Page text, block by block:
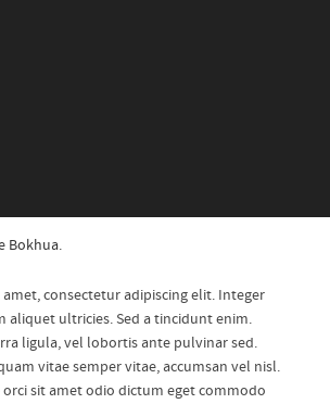
Bokhua.
consectetur adipiscing elit. Integer
aliquet ultricies. Sed a tincidunt enim.
ligula, vel lobortis ante pulvinar sed.
vitae semper vitae, accumsan vel nisl.
sit amet odio dictum eget commodo